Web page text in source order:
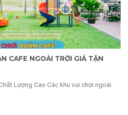
CAFE NGOÀI TRỜI GIÁ TẬN
Lượng Cao Các khu vui chơi ngoài